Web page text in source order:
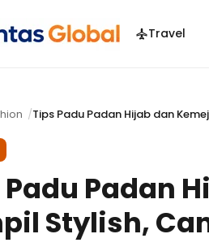
Travel
Tips Padu Padan Hijab dan
Padan
Stylish,